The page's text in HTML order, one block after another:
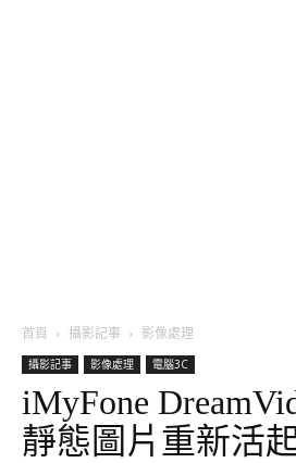
首頁 攝影記事
影像處理
攝影記事
影像處理 電腦3C
iMyFone
靜態圖片重新活